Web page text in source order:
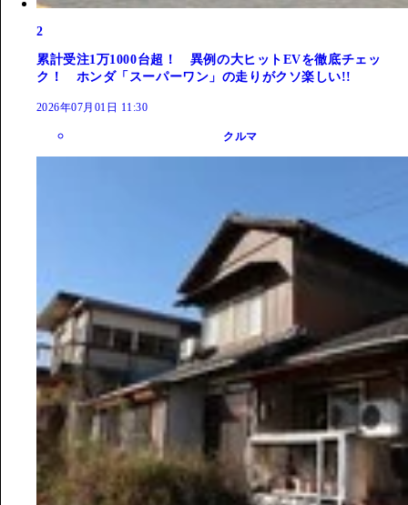
2
累計受注1万1000台超！ 異例の大ヒットEVを徹底チェッ
ク！ ホンダ「スーパーワン」の走りがクソ楽しい!!
2026年07月01日 11:30
クルマ